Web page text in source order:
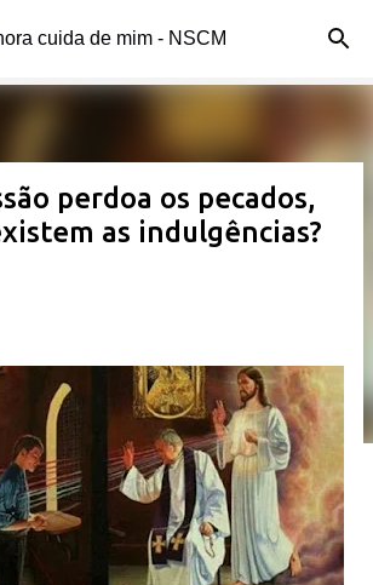
para o conteúdo principal
cuida de mim - NSCM
perdoa os pecados,
as indulgências?